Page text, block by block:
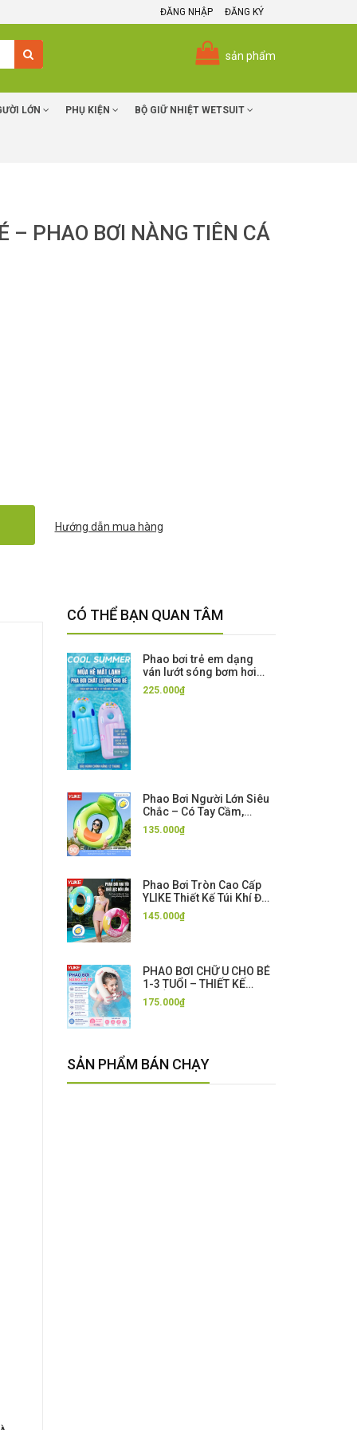
ĐĂNG NHẬP ĐĂNG KÝ
sản phẩm
LỚN PHỤ KIỆN BỘ GIỮ NHIỆT WETSUIT
– PHAO BƠI NÀNG TIÊN CÁ
Hướng dẫn mua hàng
CÓ THỂ BẠN QUAN TÂM
Phao bơi trẻ em dạng
ván lướt sóng bơm hơi
có tay cầm – dày dặn,
tập bơi & chơi nước cho
225.000₫
Phao Bơi Người Lớn Siêu
Chắc – Có Tay Cầm,
Chống Lật, Bơi Cực An
Toàn
135.000₫
Phao Bơi Tròn Cao Cấp
YLIKE Thiết Kế Túi Khí Đôi
An Toàn Chống Lật Cho
Người Lớn - Tặng Kèm
145.000₫
PHAO BƠI CHỮ U CHO BÉ
1-3 TUỔI – THIẾT KẾ
CHỐNG LẬT, TẬP BƠI AN
TOÀN
175.000₫
SẢN PHẨM BÁN CHẠY